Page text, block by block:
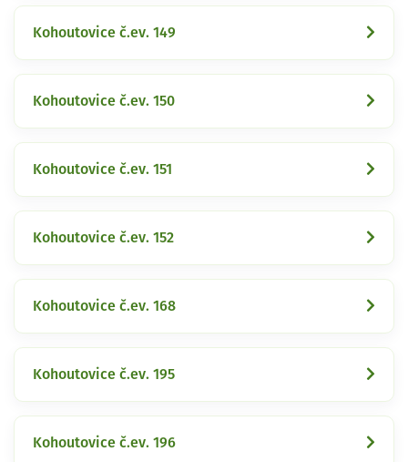
Kohoutovice č.ev. 149
Kohoutovice č.ev. 150
Kohoutovice č.ev. 151
Kohoutovice č.ev. 152
Kohoutovice č.ev. 168
Kohoutovice č.ev. 195
Kohoutovice č.ev. 196